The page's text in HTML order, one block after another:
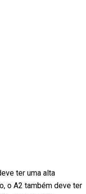
ter uma alta
o A2 também deve ter